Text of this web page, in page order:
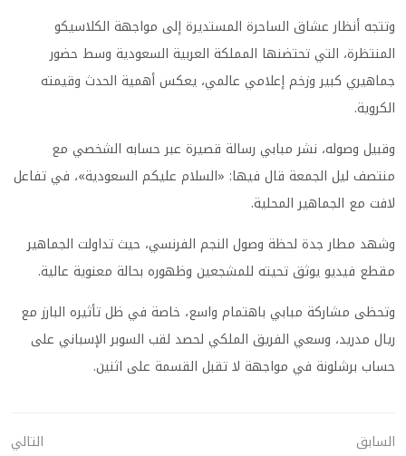
وتتجه أنظار عشاق الساحرة المستديرة إلى مواجهة الكلاسيكو
المنتظرة، التي تحتضنها المملكة العربية السعودية وسط حضور
جماهيري كبير وزخم إعلامي عالمي، يعكس أهمية الحدث وقيمته
الكروية.
وقبيل وصوله، نشر مبابي رسالة قصيرة عبر حسابه الشخصي مع
منتصف ليل الجمعة قال فيها: «السلام عليكم السعودية»، في تفاعل
لافت مع الجماهير المحلية.
وشهد مطار جدة لحظة وصول النجم الفرنسي، حيث تداولت الجماهير
مقطع فيديو يوثق تحيته للمشجعين وظهوره بحالة معنوية عالية.
وتحظى مشاركة مبابي باهتمام واسع، خاصة في ظل تأثيره البارز مع
ريال مدريد، وسعي الفريق الملكي لحصد لقب السوبر الإسباني على
حساب برشلونة في مواجهة لا تقبل القسمة على اثنين.
السابق
التالي